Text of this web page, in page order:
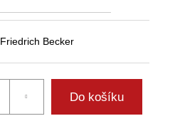
Friedrich Becker
Do košíku